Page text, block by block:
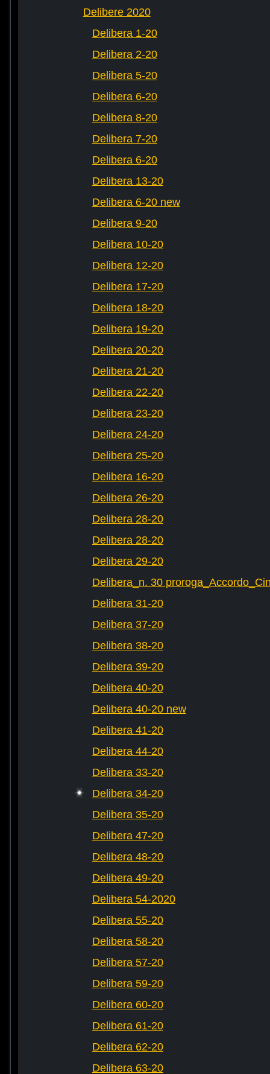
Delibere 2020
Delibera 1-20
Delibera 2-20
Delibera 5-20
Delibera 6-20
Delibera 8-20
Delibera 7-20
Delibera 6-20
Delibera 13-20
Delibera 6-20 new
Delibera 9-20
Delibera 10-20
Delibera 12-20
Delibera 17-20
Delibera 18-20
Delibera 19-20
Delibera 20-20
Delibera 21-20
Delibera 22-20
Delibera 23-20
Delibera 24-20
Delibera 25-20
Delibera 16-20
Delibera 26-20
Delibera 28-20
Delibera 28-20
Delibera 29-20
Delibera_n. 30
Delibera 31-20
Delibera 37-20
Delibera 38-20
Delibera 39-20
Delibera 40-20
Delibera 40-20 new
Delibera 41-20
Delibera 44-20
Delibera 33-20
Delibera 34-20
Delibera 35-20
Delibera 47-20
Delibera 48-20
Delibera 49-20
Delibera 54-2020
Delibera 55-20
Delibera 58-20
Delibera 57-20
Delibera 59-20
Delibera 60-20
Delibera 61-20
Delibera 62-20
Delibera 63-20